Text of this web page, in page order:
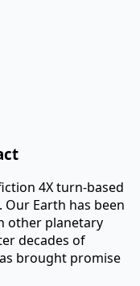
4X turn-based
Earth has been
other planetary
decades of
brought promise